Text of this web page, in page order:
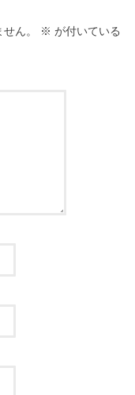
ん。 ※ が付いている